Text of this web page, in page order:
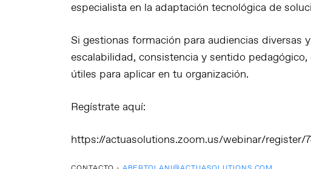
especialista en la adaptación tecnológica de
Si gestionas formación para audiencias diversas
escalabilidad, consistencia y sentido
útiles para aplicar en tu organización.
Regístrate aquí:
https://actuasolutions.zoom.us/webinar/register/